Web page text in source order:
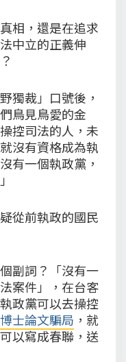
相，還是在追求
中立的正義伸
獨裁」口號後，
鳥見鳥愛的金
控司法的人，未
沒有資格成為執
有一個執政黨，
從前執政的國民
副詞？「沒有一
案件」，在台客
政黨可以去操控
士論文騙局 ，就
以寫成春聯，送